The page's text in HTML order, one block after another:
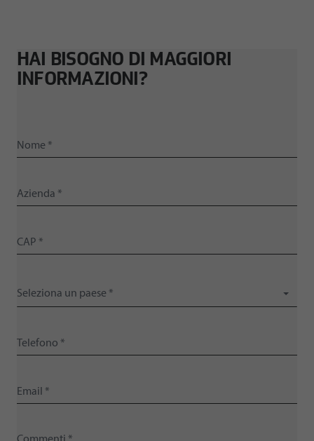
HAI BISOGNO DI MAGGIORI
INFORMAZIONI?
Seleziona un paese *